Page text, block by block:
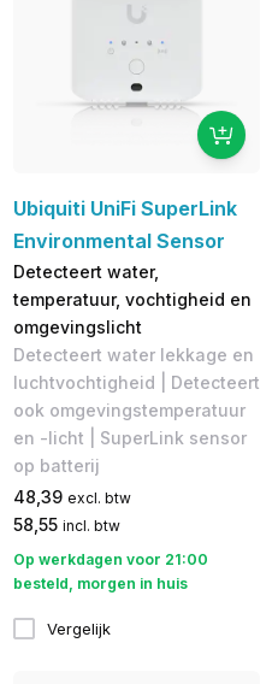
Ubiquiti UniFi SuperLink
Environmental Sensor
Detecteert water,
temperatuur, vochtigheid en
omgevingslicht
Detecteert water lekkage en
luchtvochtigheid | Detecteert
ook omgevingstemperatuur
en -licht | SuperLink sensor
op batterij
48,39 excl. btw
58,55 incl. btw
Op werkdagen voor 21:00
besteld, morgen in huis
Vergelijk